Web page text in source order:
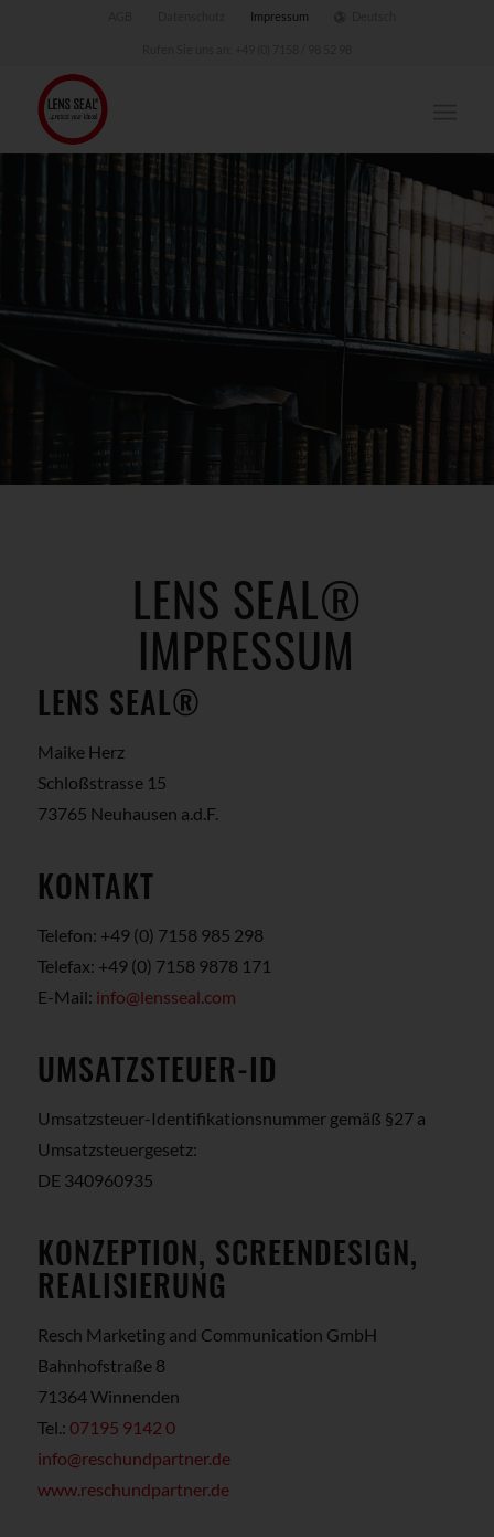
Impressum
LENS SEAL®
IMPRESSUM
LENS SEAL®
Maike Herz
Schloßstrasse 15
73765 Neuhausen a.d.F.
KONTAKT
Telefon: +49 (0) 7158 985 298
Telefax: +49 (0) 7158 9878 171
E-Mail: info@lensseal.com
UMSATZSTEUER-ID
Umsatzsteuer-Identifikationsnummer gemäß §27 a
Umsatzsteuergesetz:
DE 340960935
KONZEPTION, SCREENDESIGN,
REALISIERUNG
Resch Marketing and Communication GmbH
Bahnhofstraße 8
71364 Winnenden
Tel.: 07195 9142 0
info@reschundpartner.de
www.reschundpartner.de